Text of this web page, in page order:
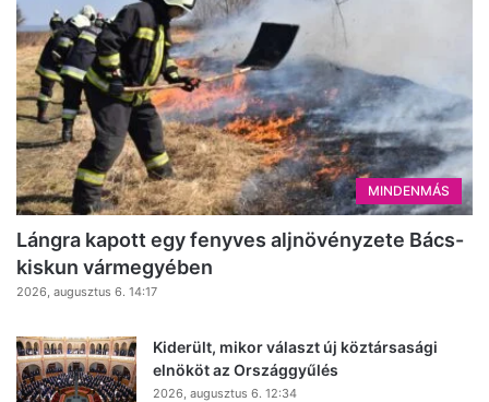
MINDENMÁS
Lángra kapott egy fenyves aljnövényzete Bács-
kiskun vármegyében
2026, augusztus 6. 14:17
Kiderült, mikor választ új köztársasági
elnököt az Országgyűlés
2026, augusztus 6. 12:34